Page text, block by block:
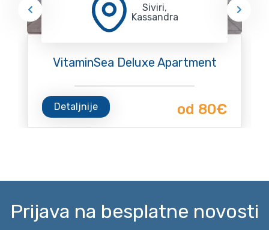
Siviri,
Kassandra
VitaminSea Deluxe Apartment
Detaljnije od 80€
Prijava na besplatne novosti